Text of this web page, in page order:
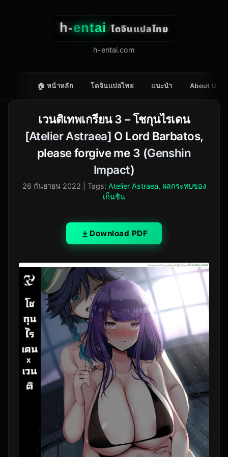
h-entai/โดจินแปลไทย
h-entai.com
🏠 หน้าหลัก โดจินแปลไทย แนะนำ About Us
เวนติเทพเกรียน 3 – โชกุนไรเดน
[Atelier Astraea] O Lord Barbatos,
please forgive me 3 (Genshin
Impact)
26 กันยายน 2022 | Tags: Atelier Astraea, ผลกระทบของ
เก็นชิน
Download PDF